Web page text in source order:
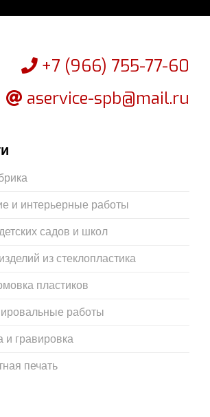
+7 (966) 755-77-60
aservice-spb@mail.ru
и интерьерные работы
садов и школ
из стеклопластика
пластиков
работы
и гравировка
печать